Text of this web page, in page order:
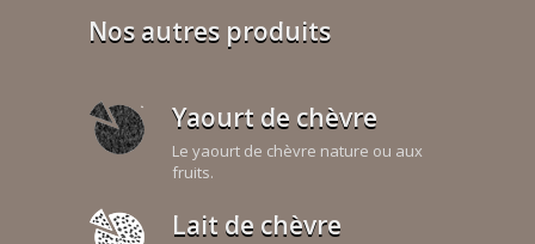
Nos autres produits
Yaourt de chèvre
Le yaourt de chèvre nature ou aux
fruits.
Lait de chèvre